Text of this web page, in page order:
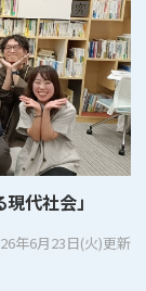
現代社会」
年6月23日(火)更新